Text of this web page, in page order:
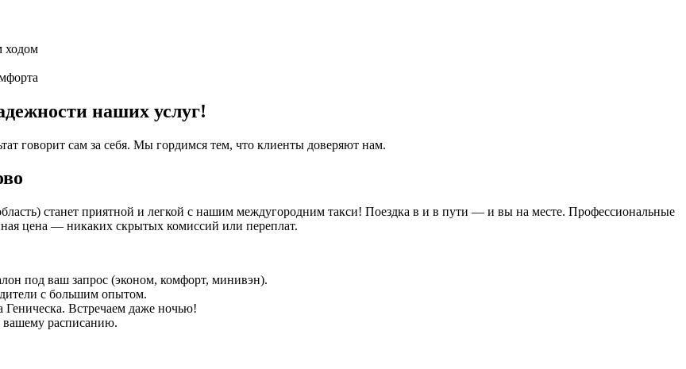
ходом
наших услуг!
говорит сам за себя. Мы гордимся тем, что клиенты доверяют нам.
станет приятной и легкой с нашим междугородним такси! Поездка в и в пути — и вы на месте. Профессиональные
цена — никаких скрытых комиссий или переплат.
под ваш запрос (эконом, комфорт, минивэн).
с большим опытом.
Геническа. Встречаем даже ночью!
расписанию.